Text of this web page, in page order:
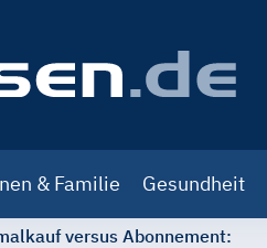
& Familie Gesundheit
versus Abonnement: